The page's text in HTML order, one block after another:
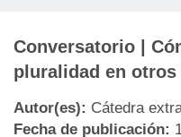
Conversatorio |
pluralidad en
Autor(es): Cátedra
Fecha de publicación: